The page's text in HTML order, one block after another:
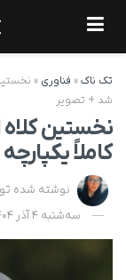
تک ناک» فناوری »
شد + تصویر
نخستین کلاه
کاملاً
نوشته شده
سه‌شنبه 4 آذر 1404 - 13:50